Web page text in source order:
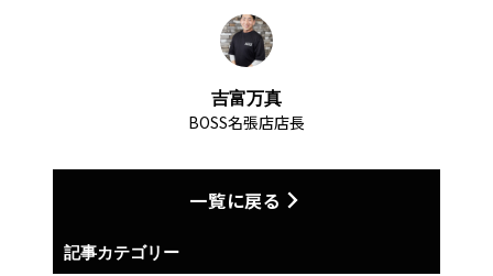
吉富万真
BOSS名張店店長
一覧に戻る
記事カテゴリー